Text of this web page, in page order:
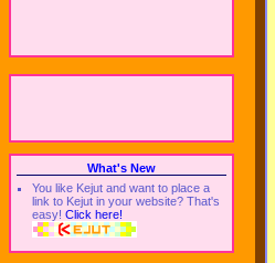
What's New
You like Kejut and want to place a
link to Kejut in your website? That's
easy! Click here!